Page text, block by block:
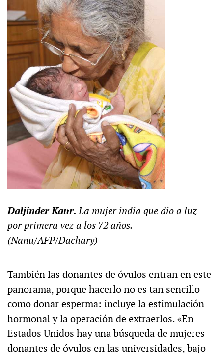
Daljinder Kaur.La mujer india que dio a luz
por primera vez a los 72 años.
(Nanu/AFP/Dachary)
También las donantes de óvulos entran en este
panorama, porque hacerlo no es tan sencillo
como donar esperma: incluye la estimulación
hormonal y la operación de extraerlos. «En
Estados Unidos hay una búsqueda de mujeres
donantes de óvulos en las universidades, bajo